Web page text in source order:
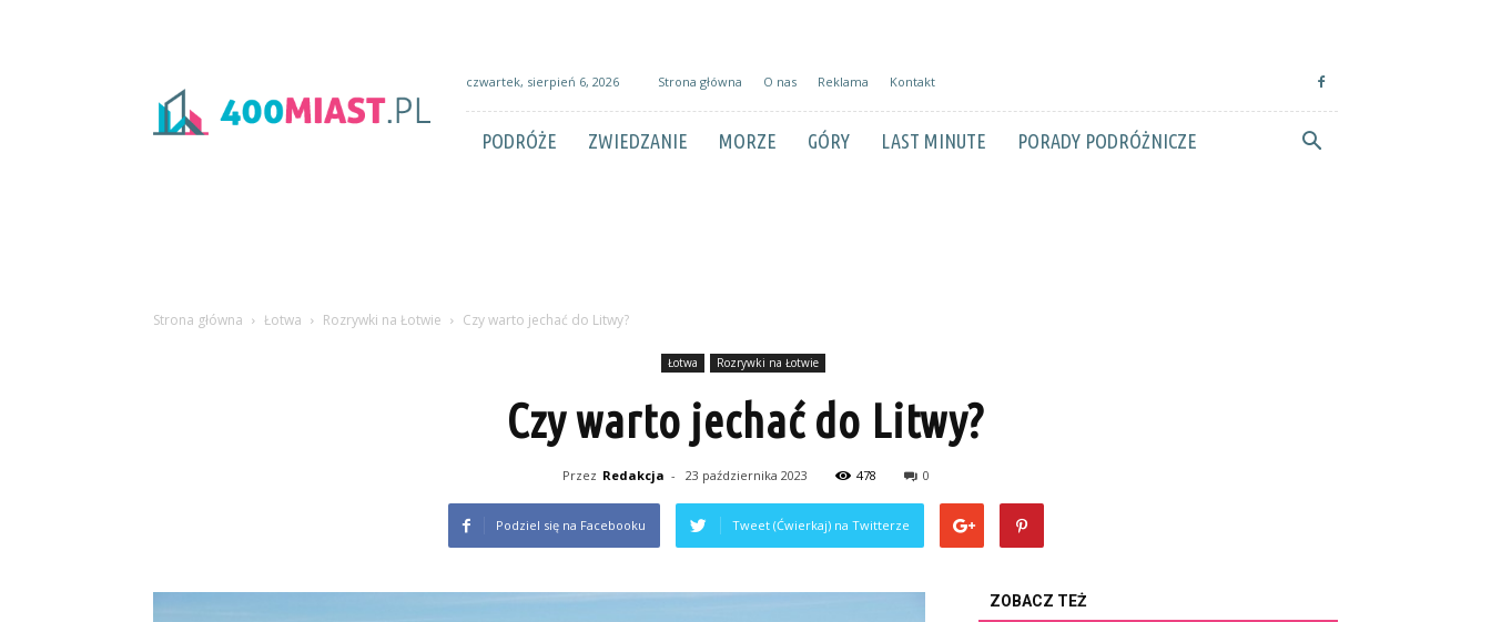
czwartek, sierpień 6, 2026 Strona główna O nas Reklama Kontakt
PODRÓŻE ZWIEDZANIE MORZE GÓRY LAST MINUTE PORADY PODRÓŻNICZE
Strona główna Łotwa Rozrywki na Łotwie Czy warto jechać do Litwy?
Łotwa Rozrywki na Łotwie
Czy warto jechać do Litwy?
Przez Redakcja - 23 października 2023 478 0
Podziel się na Facebooku Tweet (Ćwierkaj) na Twitterze
ZOBACZ TEŻ